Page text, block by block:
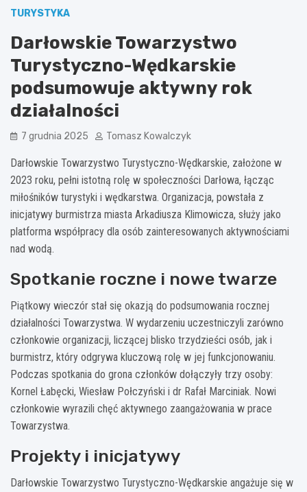
TURYSTYKA
Darłowskie Towarzystwo
Turystyczno-Wędkarskie
podsumowuje aktywny rok
działalności
7 grudnia 2025 Tomasz Kowalczyk
Darłowskie Towarzystwo Turystyczno-Wędkarskie, założone w
2023 roku, pełni istotną rolę w społeczności Darłowa, łącząc
miłośników turystyki i wędkarstwa. Organizacja, powstała z
inicjatywy burmistrza miasta Arkadiusza Klimowicza, służy jako
platforma współpracy dla osób zainteresowanych aktywnościami
nad wodą.
Spotkanie roczne i nowe twarze
Piątkowy wieczór stał się okazją do podsumowania rocznej
działalności Towarzystwa. W wydarzeniu uczestniczyli zarówno
członkowie organizacji, liczącej blisko trzydzieści osób, jak i
burmistrz, który odgrywa kluczową rolę w jej funkcjonowaniu.
Podczas spotkania do grona członków dołączyły trzy osoby:
Kornel Łabęcki, Wiesław Połczyński i dr Rafał Marciniak. Nowi
członkowie wyrazili chęć aktywnego zaangażowania w prace
Towarzystwa.
Projekty i inicjatywy
Darłowskie Towarzystwo Turystyczno-Wędkarskie angażuje się w